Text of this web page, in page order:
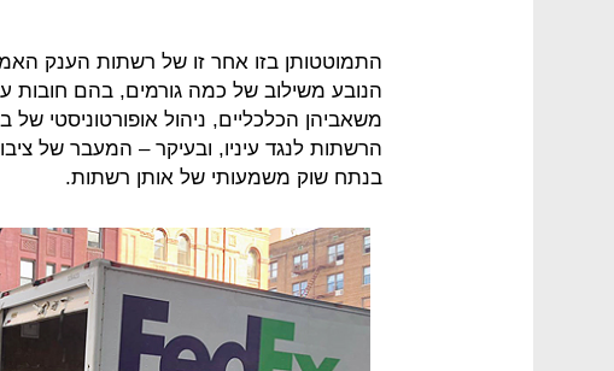
התמוטטותן בזו אחר זו של רשתות הענק
הנובע משילוב של כמה גורמים, בהם
משאביהן הכלכליים, ניהול אופורטוניסטי
הרשתות לנגד עיניו, ובעיקר – המעבר של
בנתח שוק משמעותי של אותן רשתות.